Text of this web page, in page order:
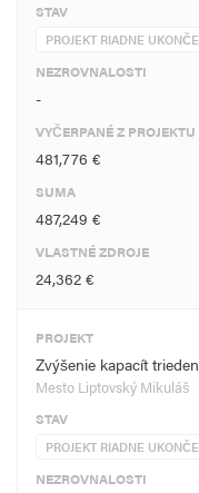
STAV
PROJEKT RIADNE
NEZROVNALOSTI
-
VYČERPANÉ Z PROJEKTU
481,776 €
SUMA
487,249 €
VLASTNÉ ZDROJE
24,362 €
PROJEKT
Zvýšenie kapacít
Mesto Liptovský Mikuláš
STAV
PROJEKT RIADNE
NEZROVNALOSTI